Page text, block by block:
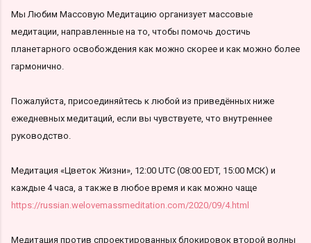
Мы Любим Массовую Медитацию организует массовые
медитации, направленные на то, чтобы помочь достичь
планетарного освобождения как можно скорее и как можно более
гармонично.
Пожалуйста, присоединяйтесь к любой из приведённых ниже
ежедневных медитаций, если вы чувствуете, что внутреннее
руководство.
Медитация «Цветок Жизни», 12:00 UTC (08:00 EDT, 15:00 МСК) и
каждые 4 часа, а также в любое время и как можно чаще
https://russian.welovemassmeditation.com/2020/09/4.html
Медитация против спроектированных блокировок второй волны